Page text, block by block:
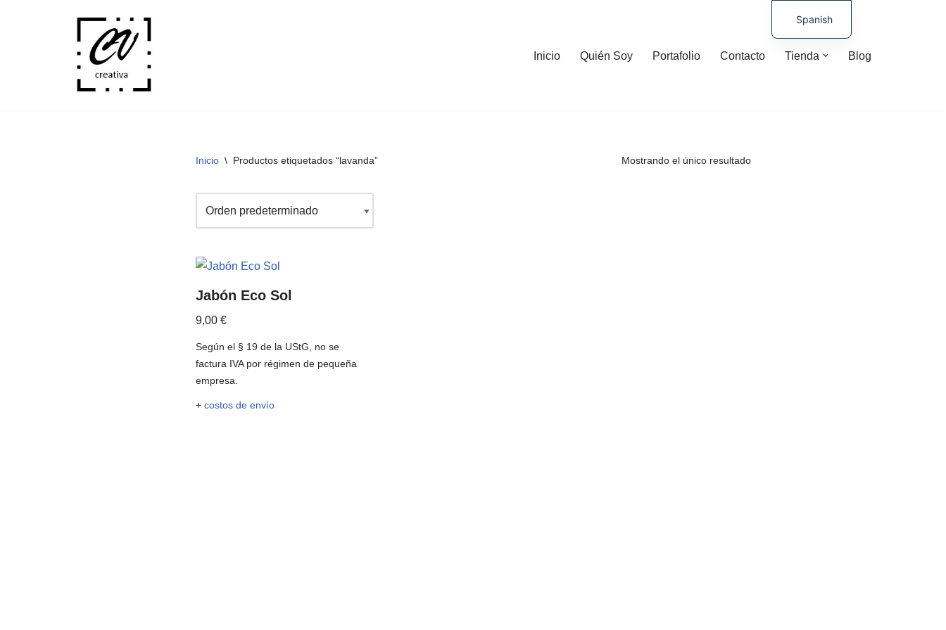
Inicio Quién Soy Portafolio Contacto Tienda Blog
Inicio \ Productos etiquetados “lavanda” Mostrando el único resultado
Jabón Eco Sol
9,00 €
Según el § 19 de la UStG, no se
factura IVA por régimen de pequeña
empresa.
+ costos de envío
Spanish
German